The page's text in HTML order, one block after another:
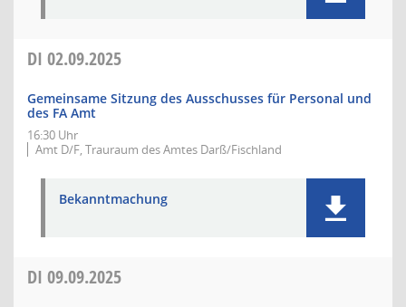
DI 02.09.2025
Gemeinsame Sitzung des Ausschusses für Personal und
des FA Amt
16:30 Uhr
Amt D/F, Trauraum des Amtes Darß/Fischland
Bekanntmachung
DI 09.09.2025